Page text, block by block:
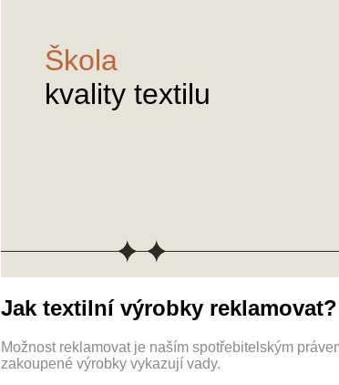
Škola
kvality textilu
Jak textilní výrobky reklamovat?
Možnost reklamovat je naším spotřebitelským
zakoupené výrobky vykazují vady.